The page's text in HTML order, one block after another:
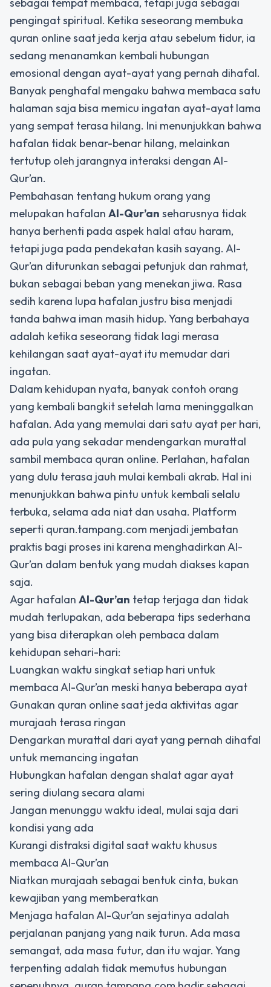
sebagai tempat membaca, tetapi juga sebagai
pengingat spiritual. Ketika seseorang membuka
quran online saat jeda kerja atau sebelum tidur, ia
sedang menanamkan kembali hubungan
emosional dengan ayat-ayat yang pernah dihafal.
Banyak penghafal mengaku bahwa membaca satu
halaman saja bisa memicu ingatan ayat-ayat lama
yang sempat terasa hilang. Ini menunjukkan bahwa
hafalan tidak benar-benar hilang, melainkan
tertutup oleh jarangnya interaksi dengan Al-
Qur’an.
Pembahasan tentang hukum orang yang
melupakan hafalan Al-Qur’an seharusnya tidak
hanya berhenti pada aspek halal atau haram,
tetapi juga pada pendekatan kasih sayang. Al-
Qur’an diturunkan sebagai petunjuk dan rahmat,
bukan sebagai beban yang menekan jiwa. Rasa
sedih karena lupa hafalan justru bisa menjadi
tanda bahwa iman masih hidup. Yang berbahaya
adalah ketika seseorang tidak lagi merasa
kehilangan saat ayat-ayat itu memudar dari
ingatan.
Dalam kehidupan nyata, banyak contoh orang
yang kembali bangkit setelah lama meninggalkan
hafalan. Ada yang memulai dari satu ayat per hari,
ada pula yang sekadar mendengarkan murattal
sambil membaca quran online. Perlahan, hafalan
yang dulu terasa jauh mulai kembali akrab. Hal ini
menunjukkan bahwa pintu untuk kembali selalu
terbuka, selama ada niat dan usaha. Platform
seperti quran.tampang.com menjadi jembatan
praktis bagi proses ini karena menghadirkan Al-
Qur’an dalam bentuk yang mudah diakses kapan
saja.
Agar hafalan Al-Qur’an tetap terjaga dan tidak
mudah terlupakan, ada beberapa tips sederhana
yang bisa diterapkan oleh pembaca dalam
kehidupan sehari-hari:
Luangkan waktu singkat setiap hari untuk
membaca Al-Qur’an meski hanya beberapa ayat
Gunakan quran online saat jeda aktivitas agar
murajaah terasa ringan
Dengarkan murattal dari ayat yang pernah dihafal
untuk memancing ingatan
Hubungkan hafalan dengan shalat agar ayat
sering diulang secara alami
Jangan menunggu waktu ideal, mulai saja dari
kondisi yang ada
Kurangi distraksi digital saat waktu khusus
membaca Al-Qur’an
Niatkan murajaah sebagai bentuk cinta, bukan
kewajiban yang memberatkan
Menjaga hafalan Al-Qur’an sejatinya adalah
perjalanan panjang yang naik turun. Ada masa
semangat, ada masa futur, dan itu wajar. Yang
terpenting adalah tidak memutus hubungan